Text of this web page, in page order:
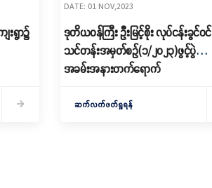
းရွာ၌
DATE: 01 NOV,2023
ဒုတိယဝန်ကြီး ဦးမြင့်စိုး လုပ်ငန်းခွင်ဝင်
သင်တန်းအမှတ်စဉ်(၁/၂၀၂၃)ဖွင့်ပွဲ
အခမ်းအနားတက်ရောက်
ဆက်လက်ဖတ်ရှုရန်